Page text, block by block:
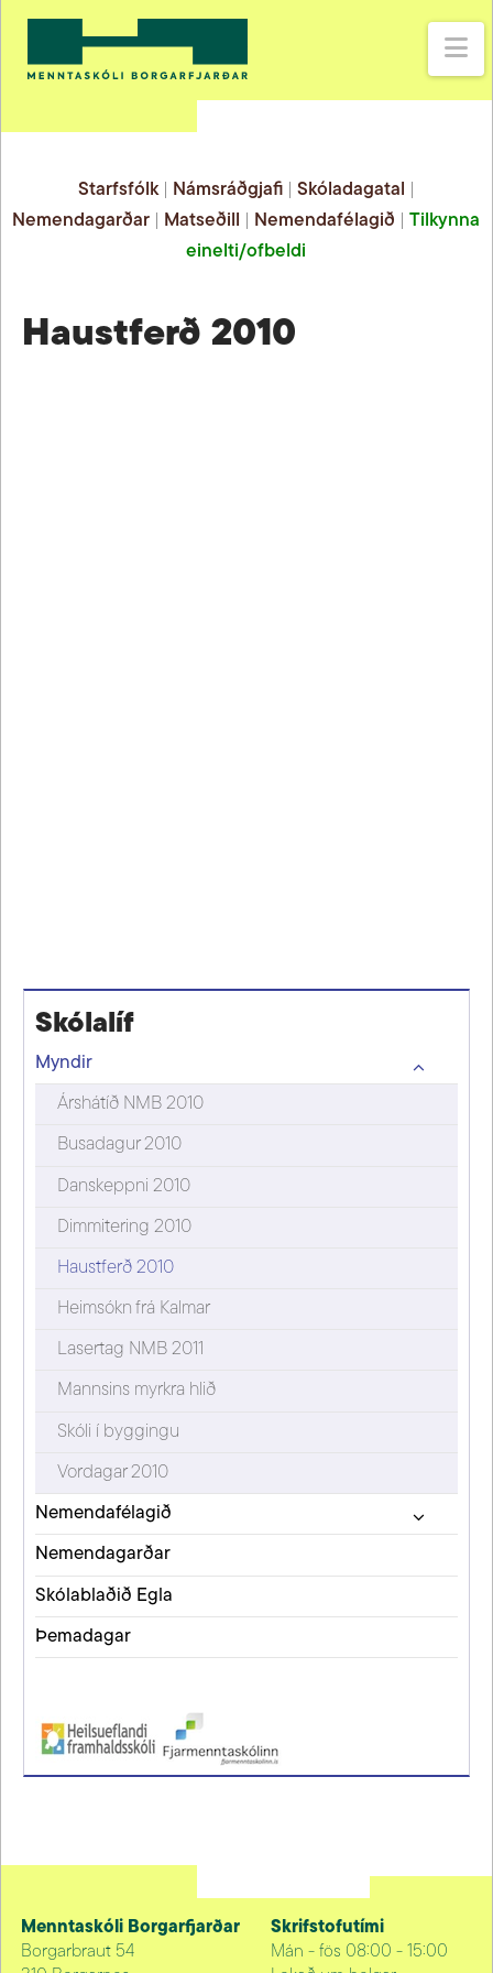
Starfsfólk| Námsráðgjafi| Skóladagatal
Nemendagarðar
Matseðill Nemendafélagið |Tilkynna
einelti/ofbeldi
Haustferð 2010
Skólalíf
Myndir
Árshátíð NMB 2010
Busadagur 2010
Danskeppni 2010
Dimmitering 2010
Haustferð 2010
Heimsókn frá Kalmar
Lasertag NMB 2011
Mannsins myrkra hlið
Skóli í byggingu
Vordagar 2010
Nemendafélagið
Nemendagarðar
Skólablaðið Egla
Þemadagar
Menntaskóli Borgarfjarðar
Borgarbraut 54
Skrifstofutími
Mán - fös 08:00 - 15:00